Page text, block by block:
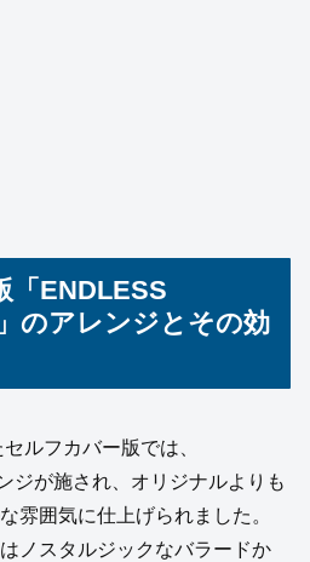
「ENDLESS
のアレンジとその効
ルフカバー版では、
ジが施され、オリジナルよりも
雰囲気に仕上げられました。
ノスタルジックなバラードか